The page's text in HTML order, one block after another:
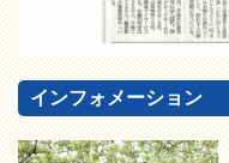
インフォメーション